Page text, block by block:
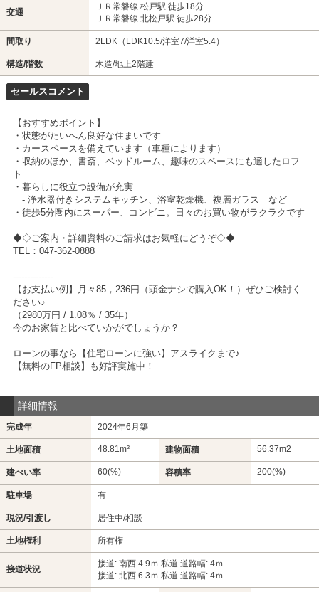
交通
ＪＲ常磐線 松戸駅 徒歩18分
ＪＲ常磐線 北松戸駅 徒歩28分
間取り 2LDK（LDK10.5/洋室7/洋室5.4）
構造/階数 木造/地上2階建
セールスコメント
【おすすめポイント】
・状態がたいへん良好な住まいです
・カースペースを備えています（車種によります）
・収納のほか、書斎、ベッドルーム、趣味のスペースにも適したロフ
ト
・暮らしに役立つ設備が充実
- 浄水器付きシステムキッチン、浴室乾燥機、複層ガラス など
・徒歩5分圏内にスーパー、コンビニ。日々のお買い物がラクラクです
◆◇ご案内・詳細資料のご請求はお気軽にどうぞ◇◆
TEL：047-362-0888
--------------
【お支払い例】月々85，236円（頭金ナシで購入OK！）ぜひご検討く
ださい♪
（2980万円 / 1.08％ / 35年）
今のお家賃と比べていかがでしょうか？
ローンの事なら【住宅ローンに強い】アスライクまで♪
【無料のFP相談】も好評実施中！
詳細情報
完成年 2024年6月築
土地面積 48.81m² 建物面積 56.37m2
建ぺい率 60(%) 容積率 200(%)
駐車場 有
現況/引渡し 居住中/相談
土地権利 所有権
接道状況
接道: 南西 4.9ｍ 私道 道路幅: 4ｍ
接道: 北西 6.3ｍ 私道 道路幅: 4ｍ